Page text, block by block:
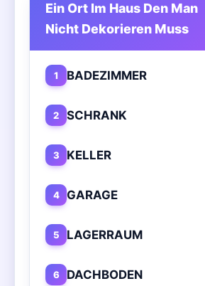
Ein Ort Im Haus Den Man
Nicht Dekorieren Muss
1 BADEZIMMER
2 SCHRANK
3 KELLER
4 GARAGE
5 LAGERRAUM
6 DACHBODEN